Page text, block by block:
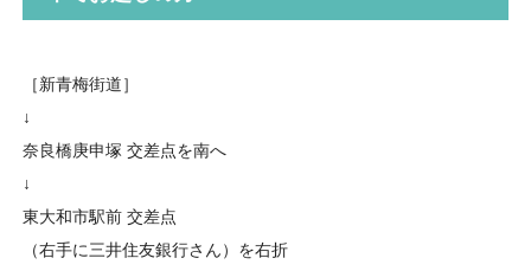
［新青梅街道］
↓
奈良橋庚申塚 交差点を南へ
↓
東大和市駅前 交差点
（右手に三井住友銀行さん）を右折